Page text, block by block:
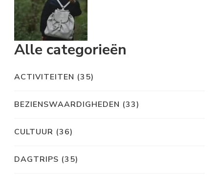
Alle categorieën
ACTIVITEITEN (35)
BEZIENSWAARDIGHEDEN (33)
CULTUUR (36)
DAGTRIPS (35)